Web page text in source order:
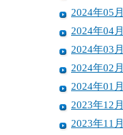
2024年05月
2024年04月
2024年03月
2024年02月
2024年01月
2023年12月
2023年11月